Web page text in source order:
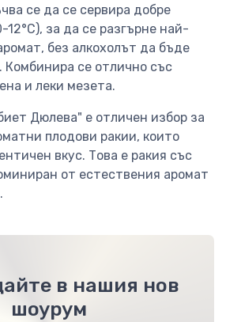
се да се сервира добре
12°C), за да се разгърне най-
без алкохолът да бъде
Комбинира се отлично със
и леки мезета.
Дюлева" е отличен избор за
плодови ракии, които
вкус. Това е ракия със
от естествения аромат
в нашия нов
шоурум